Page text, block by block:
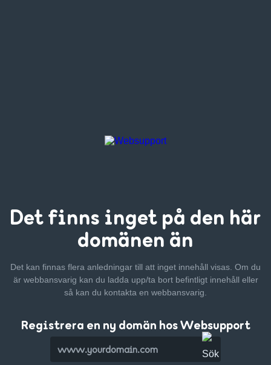
Det finns inget på den här
domänen än
Det kan finnas flera anledningar till att inget innehåll visas. Om du
är webbansvarig kan du ladda upp/ta bort befintligt innehåll eller
så kan du kontakta en webbansvarig.
Registrera en ny domän hos Websupport